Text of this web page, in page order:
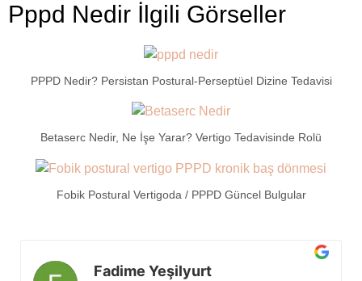
Pppd Nedir İlgili Görseller
PPPD Nedir? Persistan Postural-Perseptüel Dizine Tedavisi
Betaserc Nedir, Ne İşe Yarar? Vertigo Tedavisinde Rolü
Fobik Postural Vertigoda / PPPD Güncel Bulgular
Fadime Yeşilyurt